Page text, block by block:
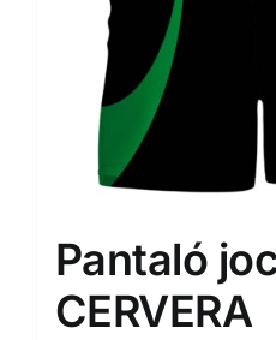
Pantaló
CERVERA